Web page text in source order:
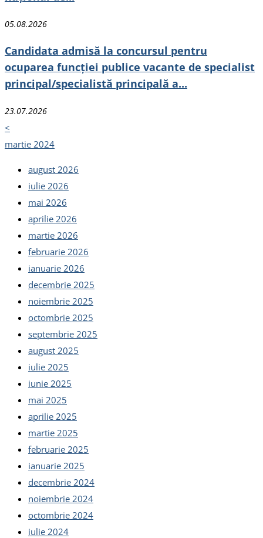
05.08.2026
Candidata admisă la concursul pentru
ocuparea funcției publice vacante de specialist
principal/specialistă principală a...
23.07.2026
<
martie 2024
august 2026
iulie 2026
mai 2026
aprilie 2026
martie 2026
februarie 2026
ianuarie 2026
decembrie 2025
noiembrie 2025
octombrie 2025
septembrie 2025
august 2025
iulie 2025
iunie 2025
mai 2025
aprilie 2025
martie 2025
februarie 2025
ianuarie 2025
decembrie 2024
noiembrie 2024
octombrie 2024
iulie 2024